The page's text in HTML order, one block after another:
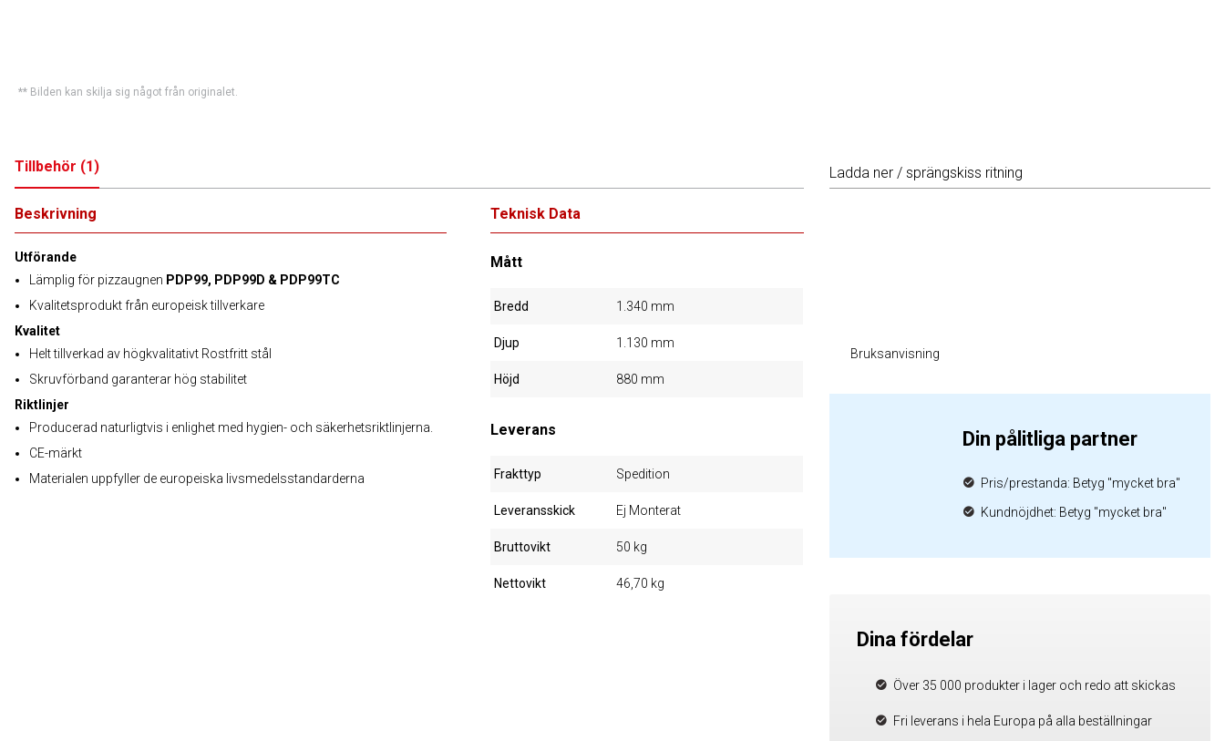
** Bilden kan skilja sig något från originalet.
Tillbehör (1)
Beskrivning
Utförande
Lämplig för pizzaugnen PDP99, PDP99D & PDP99TC
Kvalitetsprodukt från europeisk tillverkare
Kvalitet
Helt tillverkad av högkvalitativt Rostfritt stål
Skruvförband garanterar hög stabilitet
Riktlinjer
Producerad naturligtvis i enlighet med hygien- och säkerhetsriktlinjerna.
CE-märkt
Materialen uppfyller de europeiska livsmedelsstandarderna
Teknisk Data
Mått
Bredd 1.340 mm
Djup 1.130 mm
Höjd 880 mm
Leverans
Frakttyp Spedition
Leveransskick Ej Monterat
Bruttovikt 50 kg
Nettovikt 46,70 kg
Ladda ner / sprängskiss ritning
Bruksanvisning
Din pålitliga partner
Pris/prestanda: Betyg "mycket bra"
Kundnöjdhet: Betyg "mycket bra"
Dina fördelar
Över 35 000 produkter i lager och redo att skickas
Fri leverans i hela Europa på alla beställningar